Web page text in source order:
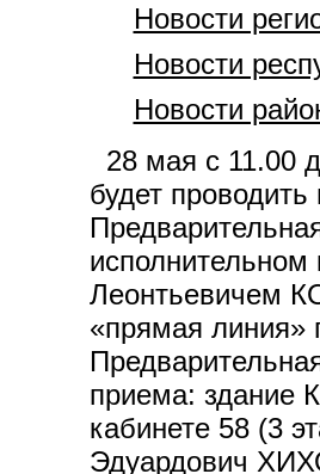
Новости
Новости
Новости
28 мая с 11.00
будет
исполнительном
Леонтьевичем
«прямая линия»
приема: здание
кабинете 58 (3
Эдуардович